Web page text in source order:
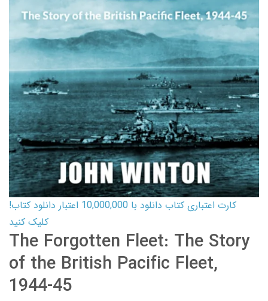
کارت اعتباری کتاب دانلود با 10,000,000 اعتبار دانلود کتاب!
کلیک کنید
The Forgotten Fleet: The Story
of the British Pacific Fleet,
1944-45